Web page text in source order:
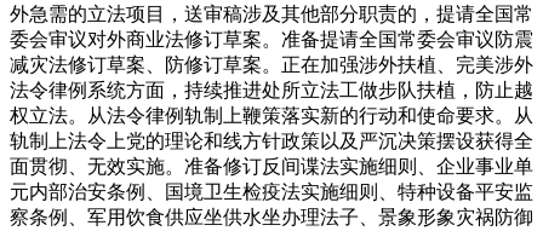
外急需的立法项目，送审稿涉及其他部分职责的，提请全国常
委会审议对外商业法修订草案。准备提请全国常委会审议防震
减灾法修订草案、防修订草案。正在加强涉外扶植、完美涉外
法令律例系统方面，持续推进处所立法工做步队扶植，防止越
权立法。从法令律例轨制上鞭策落实新的行动和使命要求。从
轨制上法令上党的理论和线方针政策以及严沉决策摆设获得全
面贯彻、无效实施。准备修订反间谍法实施细则、企业事业单
元内部治安条例、国境卫生检疫法实施细则、特种设备平安监
察条例、军用饮食供应坐供水坐办理法子、景象形象灾祸防御